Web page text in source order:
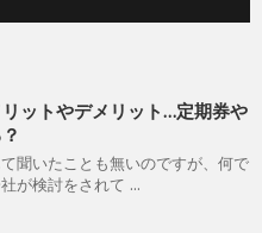
ットやデメリット…定期券や
聞いたことも無いのですが、何で
が検討をされて ...